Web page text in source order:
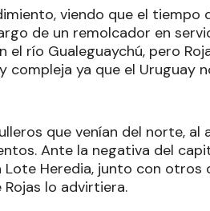
viendo que el
de un remolcador en
el río Gualeguaychú, pero
compleja ya que el Uruguay
que venían del norte,
Ante la negativa del
Lote Heredia, junto con
lo advirtiera.